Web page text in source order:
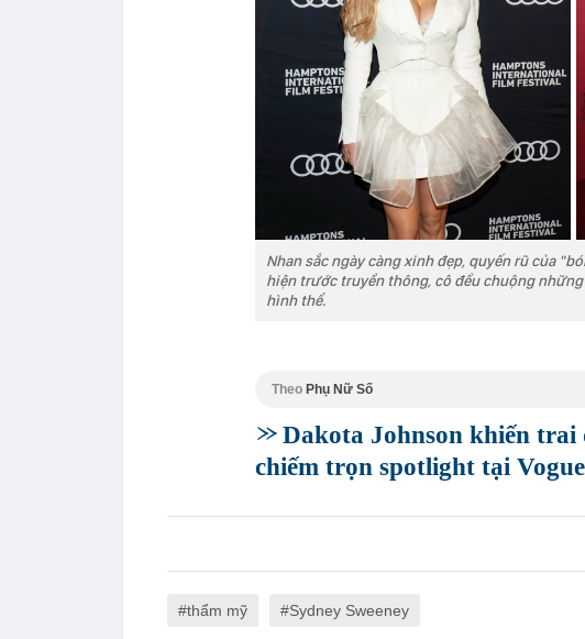
Nhan sắc ngày càng xinh đẹp, quyến rũ của
hiện trước truyền thông, cô đều chuộng
hình thể.
Theo Phụ Nữ Số
Dakota Johnson khiến trai
chiếm trọn spotlight tại
thẩm mỹ Sydney Sweeney